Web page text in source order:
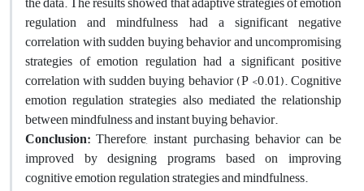
regulation and mindfulness had a significant negative
correlation with sudden buying behavior and uncompromising
strategies of emotion regulation had a significant positive
correlation with sudden buying behavior (P <0.01). Cognitive
emotion regulation strategies also mediated the relationship
between mindfulness and instant buying behavior.
Conclusion: Therefore, instant purchasing behavior can be
improved by designing programs based on improving
cognitive emotion regulation strategies and mindfulness.